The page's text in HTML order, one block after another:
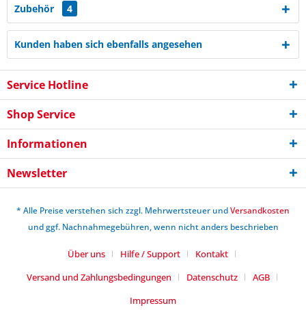
Zubehör 4
Kunden haben sich ebenfalls angesehen
Service Hotline
Shop Service
Informationen
Newsletter
* Alle Preise verstehen sich zzgl. Mehrwertsteuer undVersandkosten
und ggf. Nachnahmegebühren, wenn nicht anders beschrieben
Über uns Hilfe / Support
Kontakt
Versand und Zahlungsbedingungen
Datenschutz
AGB
Impressum